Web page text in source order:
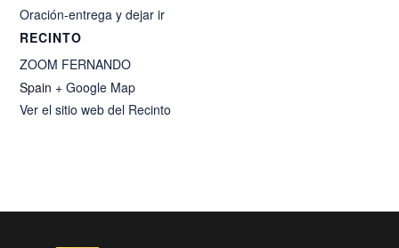
Oración-entrega y dejar ir
RECINTO
ZOOM FERNANDO
Spain + Google Map
Ver el sitio web del Recinto